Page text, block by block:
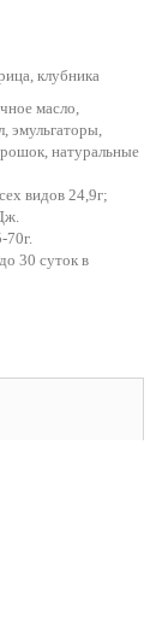
клубника
масло,
эмульгаторы,
натуральные
видов 24,9г;
70г.
30 суток в